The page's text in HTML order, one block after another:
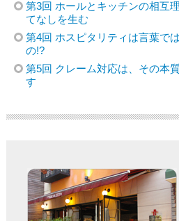
第3回 ホールとキッチンの相互
てなしを生む
第4回 ホスピタリティは言葉で
の!?
第5回 クレーム対応は、その本
す